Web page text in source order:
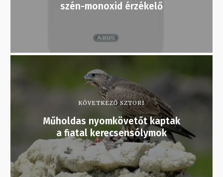
szén-monoxid érzékelő
KÖVETKEZŐ SZTORI
Műholdas nyomkövetőt kaptak
a fiatal kerecsensólymok